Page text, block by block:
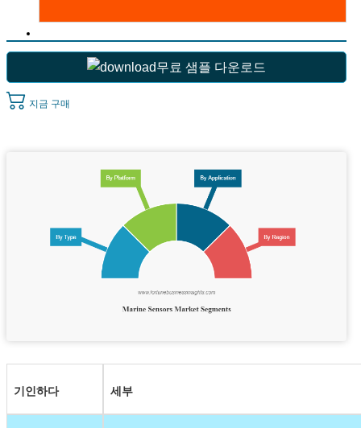
무료 샘플 다운로드
지금 구매
기인하다 세부